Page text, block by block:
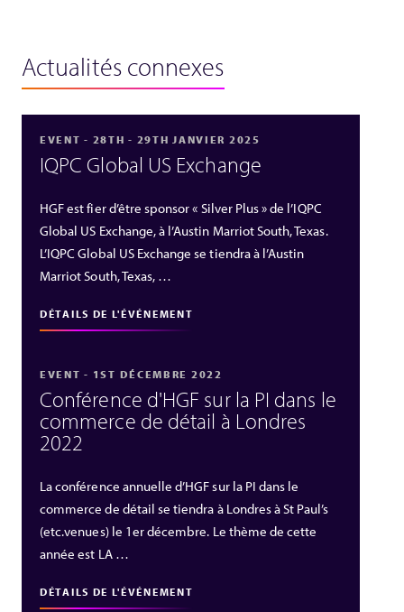
Actualités connexes
EVENT - 28TH - 29TH JANVIER 2025
IQPC Global US Exchange
HGF est fier d’être sponsor « Silver Plus » de l’IQPC
Global US Exchange, à l’Austin Marriot South, Texas.
L’IQPC Global US Exchange se tiendra à l’Austin
Marriot South, Texas, …
DÉTAILS DE L'ÉVÉNEMENT
EVENT - 1ST DÉCEMBRE 2022
Conférence d'HGF sur la PI dans le
commerce de détail à Londres
2022
La conférence annuelle d’HGF sur la PI dans le
commerce de détail se tiendra à Londres à St Paul’s
(etc.venues) le 1er décembre. Le thème de cette
année est LA …
DÉTAILS DE L'ÉVÉNEMENT